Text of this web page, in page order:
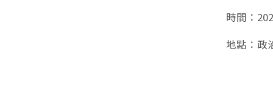
時間：
地點：政